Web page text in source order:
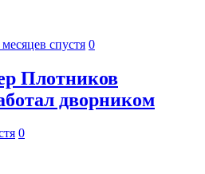
спустя 0
Плотников
дворником
0